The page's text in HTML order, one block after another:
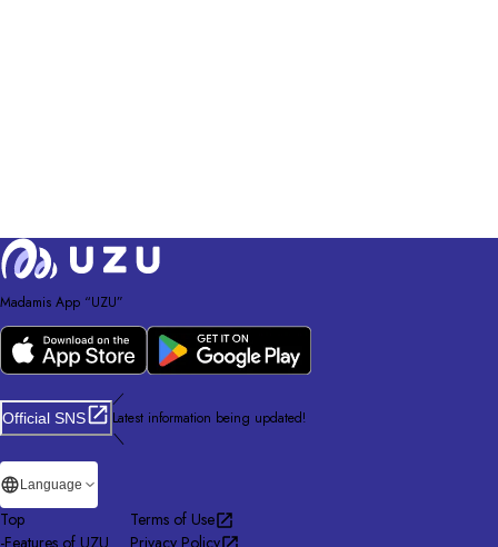
Madamis App “UZU”
Official SNS
／
Latest information being updated!
＼
Language
Top
-Features of UZU
Terms of Use
Privacy Policy